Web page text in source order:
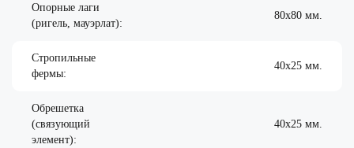
Опорные лаги
(ригель, мауэрлат):
80х80 мм.
Стропильные
фермы:
40х25 мм.
Обрешетка
(связующий
элемент):
40х25 мм.